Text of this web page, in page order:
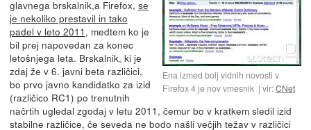
Ena izmed bolj vidnih novosti v
Firefox 4 je nov vmesnik
vir:CNet
glavnega brskalnik,a Firefox, se
je nekoliko prestavil in tako
padel v leto 2011 , medtem ko je
bil prej napovedan za konec
letošnjega leta. Brskalnik, ki je
zdaj že v 6. javni beta različici,
bo prvo javno kandidatko za izid
(različico RC1) po trenutnih
načrtih ugledal zgodaj v letu 2011, čemur bo v kratkem sledil izid
stabilne različice, če seveda ne bodo našli večjih težav v različici